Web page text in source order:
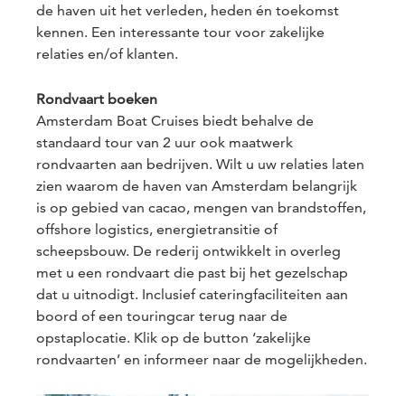
de haven uit het verleden, heden én toekomst
kennen. Een interessante tour voor zakelijke
relaties en/of klanten.
Rondvaart boeken
Amsterdam Boat Cruises biedt behalve de
standaard tour van 2 uur ook maatwerk
rondvaarten aan bedrijven. Wilt u uw relaties laten
zien waarom de haven van Amsterdam belangrijk
is op gebied van cacao, mengen van brandstoffen,
offshore logistics, energietransitie of
scheepsbouw. De rederij ontwikkelt in overleg
met u een rondvaart die past bij het gezelschap
dat u uitnodigt. Inclusief cateringfaciliteiten aan
boord of een touringcar terug naar de
opstaplocatie. Klik op de button ‘zakelijke
rondvaarten’ en informeer naar de mogelijkheden.